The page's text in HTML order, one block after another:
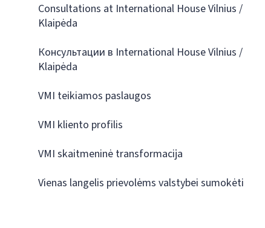
Consultations at International House Vilnius /
Klaipėda
Консультации в International House Vilnius /
Klaipėda
VMI teikiamos paslaugos
VMI kliento profilis
VMI skaitmeninė transformacija
Vienas langelis prievolėms valstybei sumokėti